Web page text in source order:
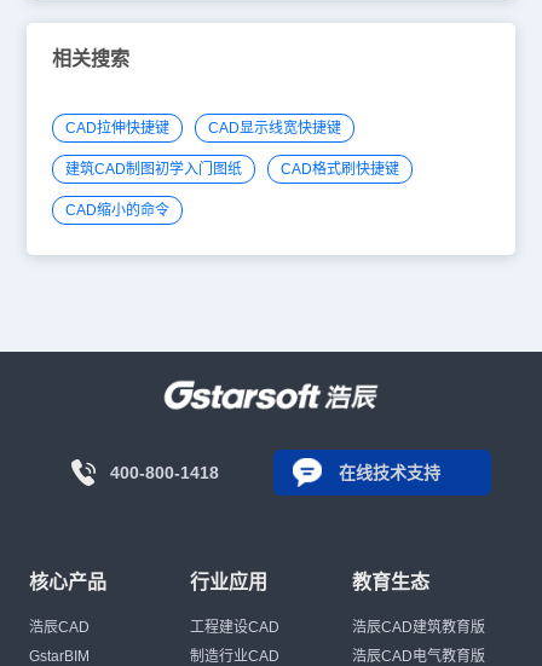
相关搜索
CAD拉伸快捷键 CAD显示线宽快捷键
建筑CAD制图初学入门图纸 CAD格式刷快捷键
CAD缩小的命令
400-800-1418 在线技术支持
核心产品
浩辰CAD
GstarBIM
行业应用
工程建设CAD
制造行业CAD
教育生态
浩辰CAD建筑教育版
浩辰CAD电气教育版